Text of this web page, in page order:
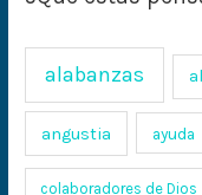
alabanzas
angustia ayuda
colaboradores de Dios